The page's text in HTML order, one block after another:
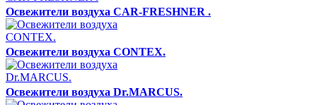
Освежители воздуха CAR-FRESHNER .
Освежители воздуха CONTEX.
Освежители воздуха Dr.MARCUS.